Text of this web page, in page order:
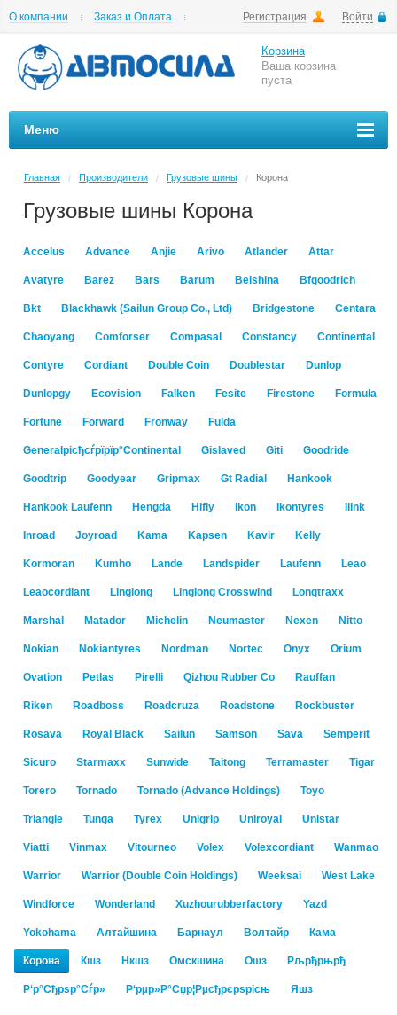
Регистрация Войти
О компании
Заказ и Оплата
Корзина
Ваша корзина
пуста
Меню
Главная / Производители / Грузовые шины / Корона
Грузовые шины Корона
Accelus Advance Anjie Arivo Atlander Attar
Avatyre Barez Bars Barum Belshina Bfgoodrich
Bkt Blackhawk (Sailun Group Co., Ltd) Bridgestone Centara
Chaoyang Comforser Compasal Constancy Continental
Contyre Cordiant Double Coin Doublestar Dunlop
Dunlopgy Ecovision Falken Fesite Firestone Formula
Fortune Forward Fronway Fulda
Generalрісђсѓрїрїр°Continental Gislaved Giti Goodride
Goodtrip Goodyear Gripmax Gt Radial Hankook
Hankook Laufenn Hengda Hifly Ikon Ikontyres Ilink
Inroad Joyroad Kama Kapsen Kavir Kelly
Kormoran Kumho Lande Landspider Laufenn Leao
Leaocordiant Linglong Linglong Crosswind Longtraxx
Marshal Matador Michelin Neumaster Nexen Nitto
Nokian Nokiantyres Nordman Nortec Onyx Orium
Ovation Petlas Pirelli Qizhou Rubber Co Rauffan
Riken Roadboss Roadcruza Roadstone Rockbuster
Rosava Royal Black Sailun Samson Sava Semperit
Sicuro Starmaxx Sunwide Taitong Terramaster Tigar
Torero Tornado Tornado (Advance Holdings) Toyo
Triangle Tunga Tyrex Unigrip Uniroyal Unistar
Viatti Vinmax Vitourneo Volex Volexcordiant Wanmao
Warrior Warrior (Double Coin Holdings) Weeksai West Lake
Windforce Wonderland Xuzhourubberfactory Yazd
Yokohama Алтайшина Барнаул Волтайр Кама
Корона Кшз Нкшз Омскшина Ошз Рљрђрњрђ
Р‘р°Сђрѕр°Сѓр» Р‘рµр»Р°Сџр¦Рµсђрєрѕрісњ Яшз